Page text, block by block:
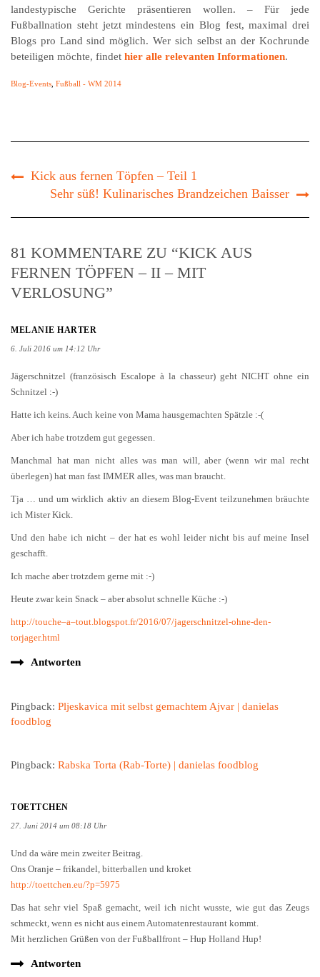
landestypische Gerichte präsentieren wollen. – Für jede
Fußballnation steht jetzt mindestens ein Blog fest, maximal drei
Blogs pro Land sind möglich. Wer sich selbst an der Kochrunde
beteiligen möchte, findet hier alle relevanten Informationen.
Blog-Events Fußball - WM 2014
Kick aus fernen Töpfen – Teil 1
Sehr süß! Kulinarisches Brandzeichen Baisser
81 KOMMENTARE ZU “KICK AUS
FERNEN TÖPFEN – II – MIT
VERLOSUNG”
MELANIE HARTER
6. Juli 2016 um 14:12 Uhr
Jägerschnitzel (französisch Escalope à la chasseur) geht NICHT ohne ein
Schnitzel :-)
Hatte ich keins. Auch keine von Mama hausgemachten Spätzle :-(
Aber ich habe trotzdem gut gegessen.
Manchmal hat man nicht alles was man will, aber (wenn wir mal recht
überlegen) hat man fast IMMER alles, was man braucht.
Tja … und um wirklich aktiv an diesem Blog-Event teilzunehmen bräuchte
ich Mister Kick.
Und den habe ich nicht – der hat es wohl leider nicht bis auf meine Insel
geschafft.
Ich mache aber trotzdem gerne mit :-)
Heute zwar kein Snack – aber absolut schnelle Küche :-)
http://touche–a–tout.blogspot.fr/2016/07/jagerschnitzel-ohne-den-
torjager.html
Antworten
Pingback: Pljeskavica mit selbst gemachtem Ajvar | danielas
foodblog
Pingback: Rabska Torta (Rab-Torte) | danielas foodblog
TOETTCHEN
27. Juni 2014 um 08:18 Uhr
Und da wäre mein zweiter Beitrag.
Ons Oranje – frikandel, bitterballen und kroket
http://toettchen.eu/?p=5975
Das hat sehr viel Spaß gemacht, weil ich nicht wusste, wie gut das Zeugs
schmeckt, wenn es nicht aus einem Automatenrestaurant kommt.
Mit herzlichen Grüßen von der Fußballfront – Hup Holland Hup!
Antworten